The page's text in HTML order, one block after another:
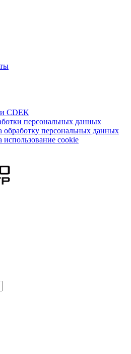
CDEK
персональных данных
обработку персональных данных
cookie